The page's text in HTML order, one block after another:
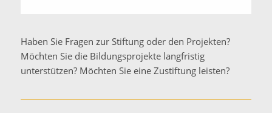
Haben Sie Fragen zur Stiftung oder den Projekten?
Möchten Sie die Bildungsprojekte langfristig
unterstützen? Möchten Sie eine Zustiftung leisten?